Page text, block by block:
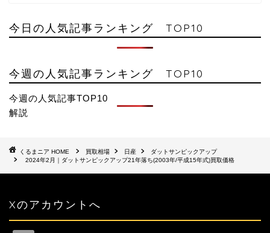
今日の人気記事ランキング TOP10
今週の人気記事ランキング TOP10
今週の人気記事TOP10
解説
HOME 買取相場 日産
ダットサンピックアップ
2024年2月｜ダットサンピックアップ21年落ち(2003年/平成15年式)買取価格
Xのアカウントへ